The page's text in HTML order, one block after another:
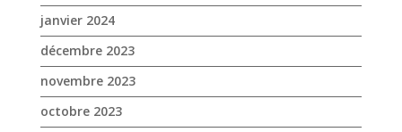
janvier 2024
décembre 2023
novembre 2023
octobre 2023